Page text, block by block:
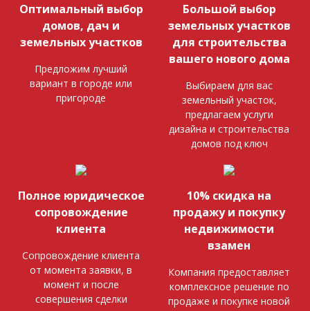
Оптимальный выбор
домов, дач и
земельных участков
Предложим лучший
вариант в городе или
пригороде
Большой выбор
земельных участков
для строительства
вашего нового дома
Выбираем для вас
земельный участок,
предлагаем услуги
дизайна и строительства
домов под ключ
Полное юридическое
сопровождение
клиента
Сопровождение клиента
от момента заявки, в
момент и после
совершения сделки
10% скидка на
продажу и покупку
недвижимости
взамен
Компания предоставляет
комплексное решение по
продаже и покупке новой